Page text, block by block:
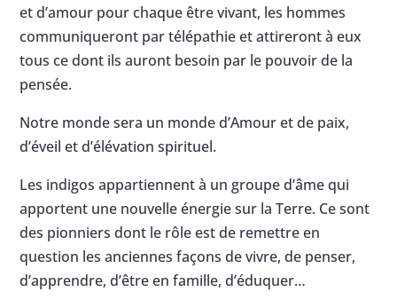
et d’amour pour chaque être vivant, les hommes
communiqueront par télépathie et attireront à eux
tous ce dont ils auront besoin par le pouvoir de la
pensée.
Notre monde sera un monde d’Amour et de paix,
d’éveil et d’élévation spirituel.
Les indigos appartiennent à un groupe d’âme qui
apportent une nouvelle énergie sur la Terre. Ce sont
des pionniers dont le rôle est de remettre en
question les anciennes façons de vivre, de penser,
d’apprendre, d’être en famille, d’éduquer…